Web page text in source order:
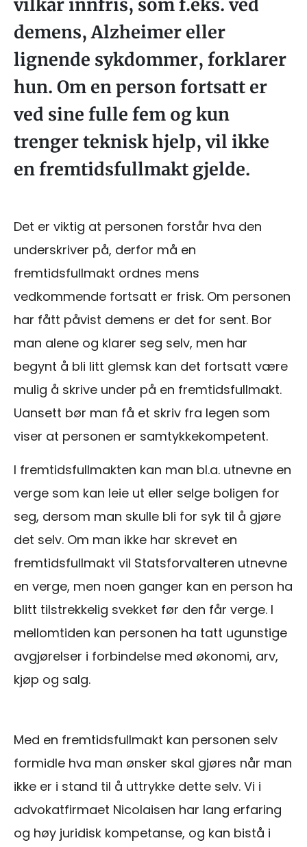
vilkår innfris, som f.eks. ved
demens, Alzheimer eller
lignende sykdommer, forklarer
hun. Om en person fortsatt er
ved sine fulle fem og kun
trenger teknisk hjelp, vil ikke
en fremtidsfullmakt gjelde.
Det er viktig at personen forstår hva den
underskriver på, derfor må en
fremtidsfullmakt ordnes mens
vedkommende fortsatt er frisk. Om personen
har fått påvist demens er det for sent. Bor
man alene og klarer seg selv, men har
begynt å bli litt glemsk kan det fortsatt være
mulig å skrive under på en fremtidsfullmakt.
Uansett bør man få et skriv fra legen som
viser at personen er samtykkekompetent.
I fremtidsfullmakten kan man bl.a. utnevne en
verge som kan leie ut eller selge boligen for
seg, dersom man skulle bli for syk til å gjøre
det selv. Om man ikke har skrevet en
fremtidsfullmakt vil Statsforvalteren utnevne
en verge, men noen ganger kan en person ha
blitt tilstrekkelig svekket før den får verge. I
mellomtiden kan personen ha tatt ugunstige
avgjørelser i forbindelse med økonomi, arv,
kjøp og salg.
Med en fremtidsfullmakt kan personen selv
formidle hva man ønsker skal gjøres når man
ikke er i stand til å uttrykke dette selv. Vi i
advokatfirmaet Nicolaisen har lang erfaring
og høy juridisk kompetanse, og kan bistå i